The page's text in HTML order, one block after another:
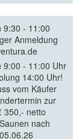
9:30 - 11:00
Anmeldung
9:00 - 11:00 Uhr
14:00 Uhr!
vom Käufer
zur
350,- netto
nach